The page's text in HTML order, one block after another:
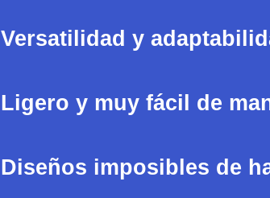
Versatilidad y
Ligero y muy fácil de
Diseños imposibles de